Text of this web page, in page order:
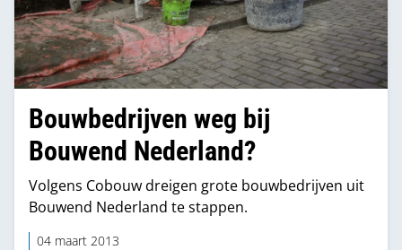
Bouwbedrijven weg bij
Bouwend Nederland?
Volgens Cobouw dreigen grote bouwbedrijven uit
Bouwend Nederland te stappen.
04 maart 2013